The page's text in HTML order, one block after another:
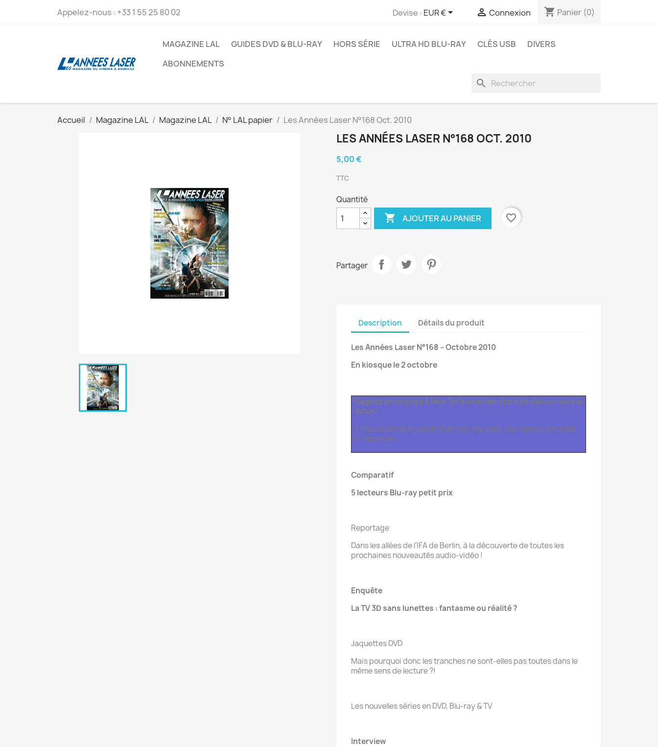
Appelez-nous : +33 1 55 25 80 02 Devise : EUR €  Connexion shopping_cart Panier (0)
MAGAZINE LAL GUIDES DVD & BLU-RAY HORS SÉRIE ULTRA HD BLU-RAY CLÉS USB
DIVERS
ABONNEMENTS
search
Accueil Magazine LAL Magazine LAL N° LAL papier Les Années Laser N°168 Oct. 2010
LES ANNÉES LASER N°168 OCT. 2010
5,00 €
TTC
Quantité
 AJOUTER AU PANIER favorite_border
Partager
Description Détails du produit
Les Années Laser N°168 – Octobre 2010
En kiosque le 2 octobre
Gagnez un voyage à New York avec les stars deRetour vers le
futur!
À l'occasion de la parution en Blu-ray avec une reproduction de
la DeLorean…
Comparatif
5 lecteurs Blu-ray petit prix
Reportage
Dans les allées de l'IFA de Berlin, à la découverte de toutes les
prochaines nouveautés audio-vidéo !
Enquête
La TV 3D sans lunettes : fantasme ou réalité ?
Jaquettes DVD
Mais pourquoi donc les tranches ne sont-elles pas toutes dans le
même sens de lecture ?!
Les nouvelles séries en DVD, Blu-ray & TV
Interview